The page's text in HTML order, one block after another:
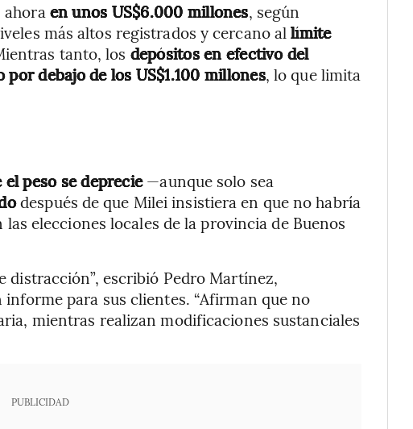
ahora en unos US$6.000 millones, según
más altos registrados y cercano allímite
tanto, los depósitos en efectivo del
debajo de los US$1.100 millones, lo que limita
peso se deprecie—aunque solo sea
después de que Milei insistiera en que no habría
elecciones locales de la provincia de Buenos
distracción”, escribió Pedro Martínez,
para sus clientes. “Afirman que no
mientras realizan modificaciones sustanciales
PUBLICIDAD